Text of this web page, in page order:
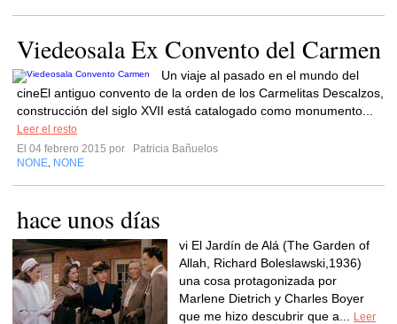
Viedeosala Ex Convento del Carmen
Un viaje al pasado en el mundo del
cineEl antiguo convento de la orden de los Carmelitas Descalzos,
construcción del siglo XVII está catalogado como monumento...
Leer el resto
El 04 febrero 2015 por
Patricia Bañuelos
NONE NONE
hace unos días
vi El Jardín de Alá (The Garden of
Allah, Richard Boleslawski,1936)
una cosa protagonizada por
Marlene Dietrich y Charles Boyer
que me hizo descubrir que a...
Leer